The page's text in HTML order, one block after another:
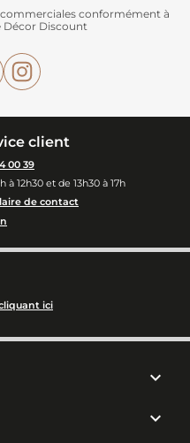
conformément à
Décor Discount
Pinterest
client
00 39
12h30 et de 13h30 à 17h
de contact
ici

